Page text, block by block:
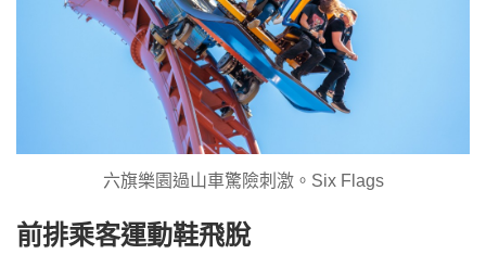
六旗樂園過山車驚險刺激。Six Flags
前排乘客運動鞋飛脫